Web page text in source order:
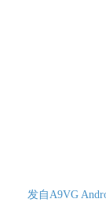
发自A9VG